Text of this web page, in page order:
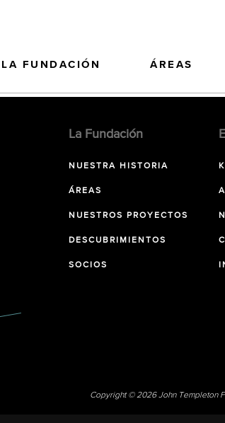
LA FUNDACIÓN ÁREAS
La Fundación
NUESTRA HISTORIA
ÁREAS
NUESTROS PROYECTOS
DESCUBRIMIENTOS
SOCIOS
Copyright © 2026 John Templeton